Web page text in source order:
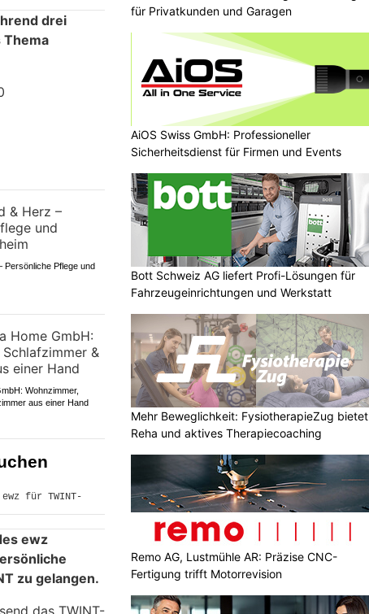
drei
Thema
Persönliche Pflege und
Wohnzimmer,
aus einer Hand
ewz
zu gelangen.
das TWINT-
für Privatkunden und Garagen
AiOS Swiss GmbH: Professioneller
Sicherheitsdienst für Firmen und Events
Bott Schweiz AG liefert Profi-Lösungen für
Fahrzeugeinrichtungen und Werkstatt
Mehr Beweglichkeit: FysiotherapieZug bietet
Reha und aktives Therapiecoaching
Remo AG, Lustmühle AR: Präzise CNC-
Fertigung trifft Motorrevision